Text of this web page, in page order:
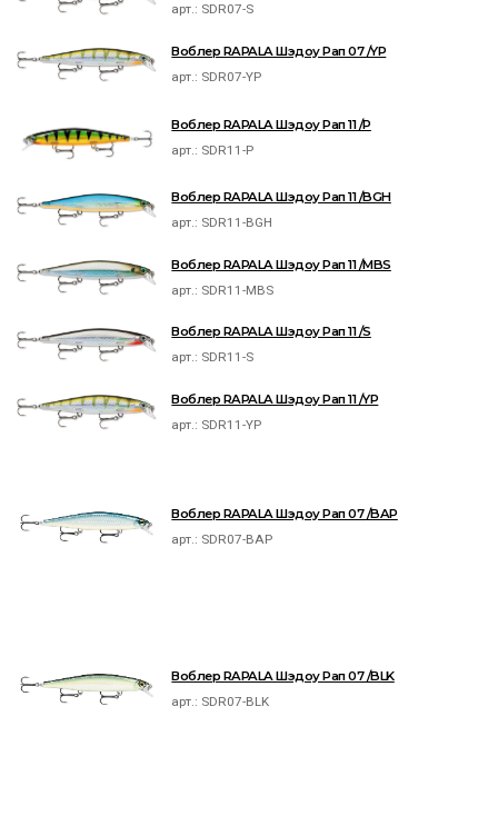
арт.: SDR07-S
Воблер RAPALA Шэдоу Рап 07 /YP
арт.: SDR07-YP
Воблер RAPALA Шэдоу Рап 11 /P
арт.: SDR11-P
Воблер RAPALA Шэдоу Рап 11 /BGH
арт.: SDR11-BGH
Воблер RAPALA Шэдоу Рап 11 /MBS
арт.: SDR11-MBS
Воблер RAPALA Шэдоу Рап 11 /S
арт.: SDR11-S
Воблер RAPALA Шэдоу Рап 11 /YP
арт.: SDR11-YP
Воблер RAPALA Шэдоу Рап 07 /BAP
арт.: SDR07-BAP
Воблер RAPALA Шэдоу Рап 07 /BLK
арт.: SDR07-BLK